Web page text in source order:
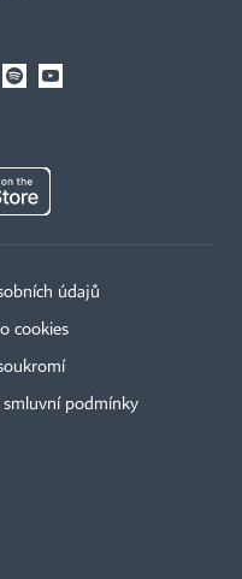
údajů
cookies
smluvní podmínky